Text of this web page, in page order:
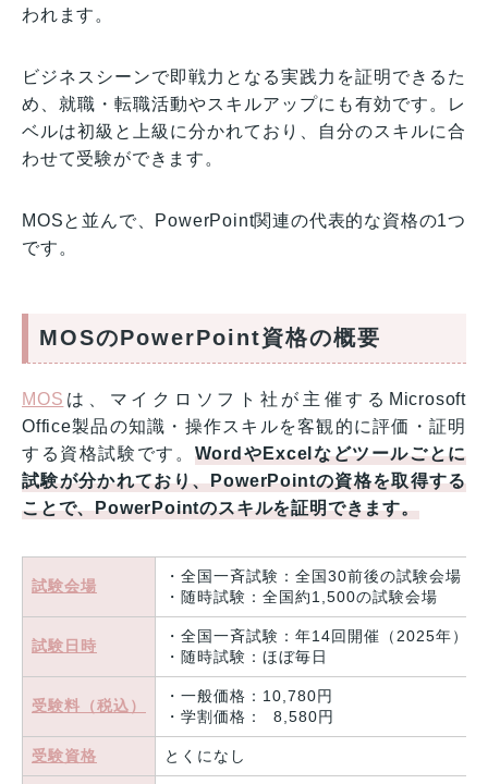
われます。
ビジネスシーンで即戦力となる実践力を証明できるた
め、就職・転職活動やスキルアップにも有効です。レ
ベルは初級と上級に分かれており、自分のスキルに合
わせて受験ができます。
MOSと並んで、PowerPoint関連の代表的な資格の1つ
です。
MOSのPowerPoint資格の概要
MOS は、マイクロソフト社が主催するMicrosoft
Office製品の知識・操作スキルを客観的に評価・証明
する資格試験です。 WordやExcelなどツールごとに
試験が分かれており、PowerPointの資格を取得する
ことで、PowerPointのスキルを証明できます。
試験会場
・全国一斉試験：全国30前後の試験会場
・随時試験：全国約1,500の試験会場
試験日時
・全国一斉試験：年14回開催（2025年）
・随時試験：ほぼ毎日
受験料（税込）
・一般価格：10,780円
・学割価格： 8,580円
受験資格 とくになし